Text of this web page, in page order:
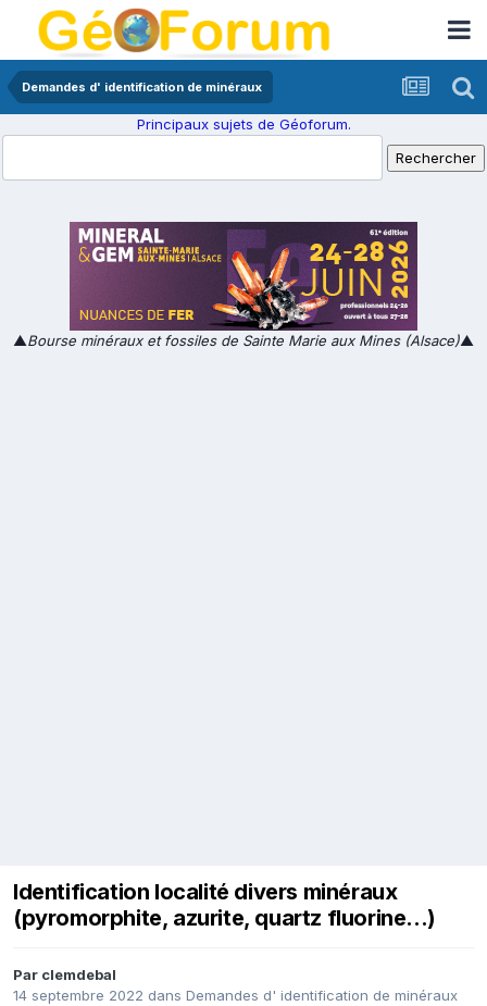
Demandes d' identification de minéraux
Principaux sujets de Géoforum.
▲Bourse minéraux et fossiles de Sainte Marie aux Mines (Alsace)▲
Identification localité divers minéraux
(pyromorphite, azurite, quartz fluorine...)
Par clemdebal
14 septembre 2022 dans Demandes d' identification de minéraux